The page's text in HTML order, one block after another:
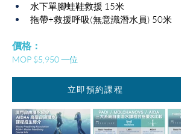
水下單腳蛙鞋救援 15米
拖帶+救援呼吸(無意識潛水員) 50米
​價格：
MOP $5,950 一位
立即預約課程